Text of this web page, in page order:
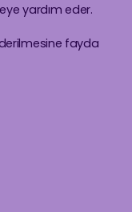
yardım eder.
fayda
BİLEKLİK adet